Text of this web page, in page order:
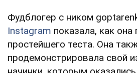
Фудблогер с ником
Instagram показала, как она
простейшего теста. Она
продемонстрировала свой